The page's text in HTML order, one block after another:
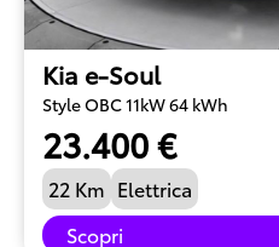
Kia e-Soul
Style OBC 11kW 64 kWh
23.400 €
22 Km Elettrica
Scopri